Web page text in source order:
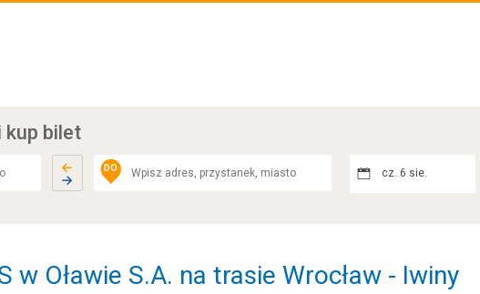
kup bilet
DO cz. 6 sie.
w Oławie S.A. na trasie Wrocław - Iwiny